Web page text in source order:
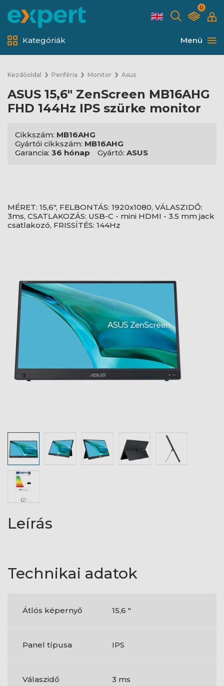
0
Menü
Kategóriák
Kezdőoldal Periféria Monitor Asus
ASUS 15,6" ZenScreen MB16AHG
FHD 144Hz IPS szürke monitor
Cikkszám: MB16AHG
Gyártói cikkszám: MB16AHG
Garancia: 36 hónap Gyártó: ASUS
MÉRET: 15,6", FELBONTÁS: 1920x1080, VÁLASZIDŐ:
3ms, CSATLAKOZÁS: USB-C - mini HDMI - 3.5 mm jack
csatlakozó, FRISSÍTÉS: 144Hz
Leírás
Technikai adatok
Átlós képernyő 15,6 "
Panel típusa IPS
Válaszidő 3 ms